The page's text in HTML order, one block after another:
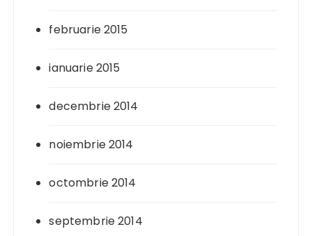
februarie 2015
ianuarie 2015
decembrie 2014
noiembrie 2014
octombrie 2014
septembrie 2014